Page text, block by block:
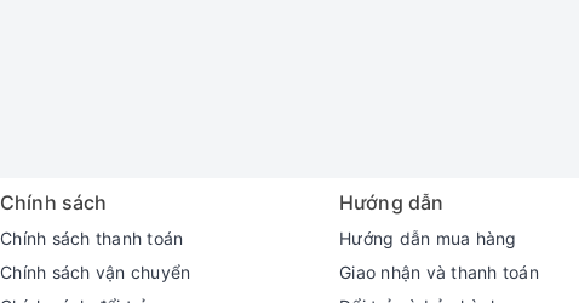
Chính sách
Chính sách thanh toán
Chính sách vận chuyển
Hướng dẫn
Hướng dẫn mua hàng
Giao nhận và thanh toán